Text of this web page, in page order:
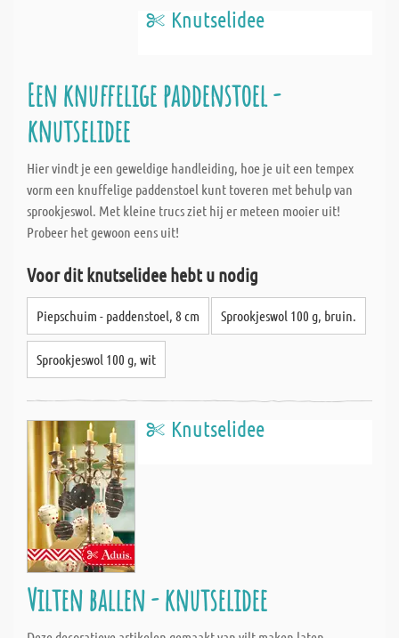
Knutselidee
Een knuffelige paddenstoel -
knutselidee
Hier vindt je een geweldige handleiding, hoe je uit een tempex
vorm een knuffelige paddenstoel kunt toveren met behulp van
sprookjeswol. Met kleine trucs ziet hij er meteen mooier uit!
Probeer het gewoon eens uit!
Voor dit knutselidee hebt u nodig
Piepschuim - paddenstoel, 8 cm Sprookjeswol 100 g, bruin.
Sprookjeswol 100 g, wit
Knutselidee
Vilten ballen - knutselidee